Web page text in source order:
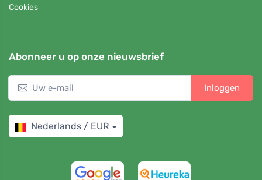
Cookies
Abonneer u op onze nieuwsbrief
Inloggen
Nederlands / EUR